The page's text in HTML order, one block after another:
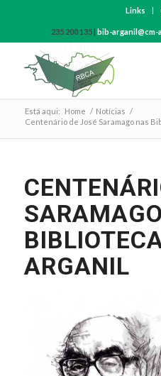
Links
235 200 135 | bib-arganil@cm-
Está aqui: Home / Notícias /
Centenário de José Saramago nas
ARGANIL